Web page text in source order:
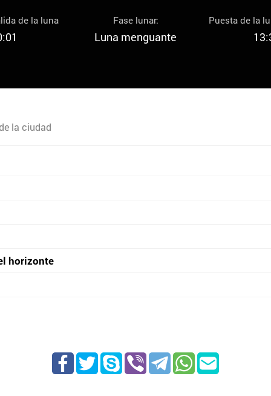
de la luna Fase lunar:
Luna menguante
Puesta de la
la ciudad
horizonte